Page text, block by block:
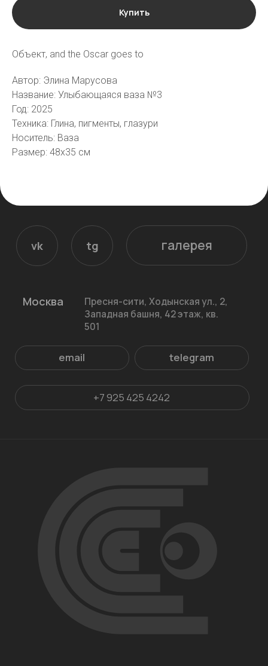
Купить
Объект, and the Oscar goes to
Автор: Элина Марусова
Название: Улыбающаяся ваза №3
Год: 2025
Техника: Глина, пигменты, глазури
Носитель: Ваза
Размер: 48х35 см
vk tg галерея
Москва
email
Пресня-сити, Ходынская ул., 2,